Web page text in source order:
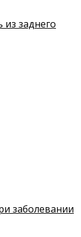
из заднего
заболевании